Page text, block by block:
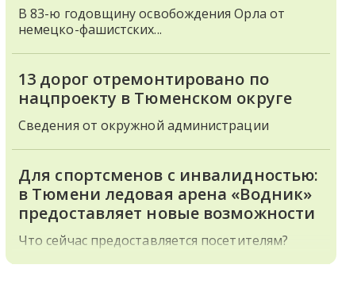
В 83-ю годовщину освобождения Орла от
немецко-фашистских...
13 дорог отремонтировано по
нацпроекту в Тюменском округе
Сведения от окружной администрации
Для спортсменов с инвалидностью:
в Тюмени ледовая арена «Водник»
предоставляет новые возможности
Что сейчас предоставляется посетителям?